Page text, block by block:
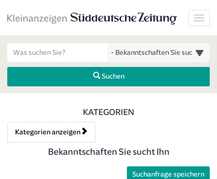
Suchen
Kategorien & Anzeigen
KATEGORIEN
Kategorien anzeigen
Bedienhinweis: Navigieren Sie mit Tab (Shift+Tab zurück).
Rubrik:
Bekanntschaften Sie sucht Ihn
Suchanfrage speichern